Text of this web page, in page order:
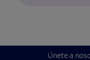
Únete a